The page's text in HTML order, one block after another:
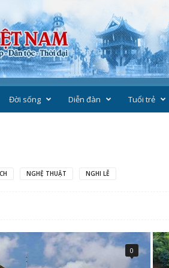
Đời sống Diễn đàn Tuổi trẻ
NGHỆ THUẬT NGHI LỄ
0